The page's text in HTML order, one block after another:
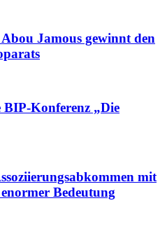
Jamous gewinnt den
Konferenz „Die
mit
Bedeutung